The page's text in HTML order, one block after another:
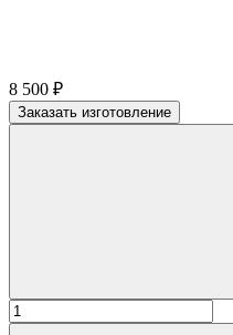
8 500 ₽
Заказать изготовление